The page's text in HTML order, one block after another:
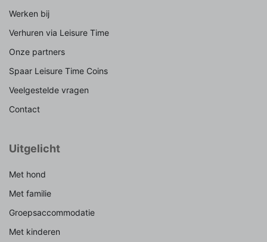
Werken bij
Verhuren via Leisure Time
Onze partners
Spaar Leisure Time Coins
Veelgestelde vragen
Contact
Uitgelicht
Met hond
Met familie
Groepsaccommodatie
Met kinderen